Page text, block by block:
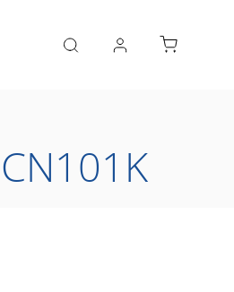
Návrh koupelny Reference